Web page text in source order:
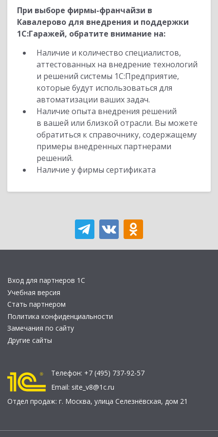
При выборе фирмы-франчайзи в
Кавалерово для внедрения и поддержки
1С:Гаражей, обратите внимание на:
Наличие и количество специалистов,
аттестованных на внедрение технологий
и решений системы 1С:Предприятие,
которые будут использоваться для
автоматизации ваших задач.
Наличие опыта внедрения решений
в вашей или близкой отрасли. Вы можете
обратиться к справочнику, содержащему
примеры внедренных партнерами
решений.
Наличие у фирмы сертификата
Вход для партнеров 1С
Учебная версия
Стать партнером
Политика конфиденциальности
Замечания по сайту
Другие сайты
Телефон: +7 (495) 737-92-57
Email: site_v8@1c.ru
Отдел продаж: г. Москва, улица Селезнёвская, дом 21